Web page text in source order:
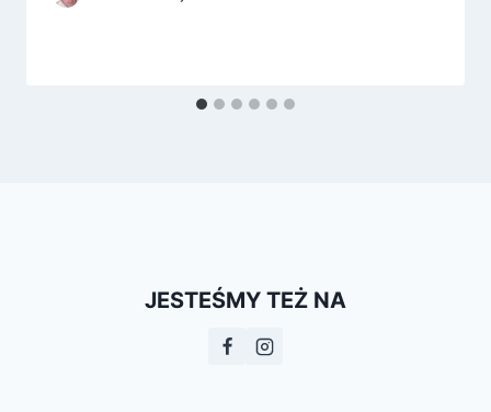
JESTEŚMY TEŻ NA